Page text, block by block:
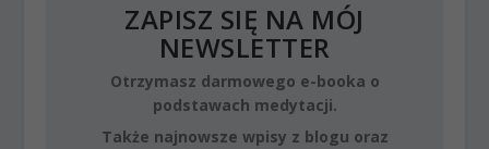
ZAPISZ SIĘ NA MÓJ
NEWSLETTER
Otrzymasz darmowego e-booka o
podstawach medytacji.
Także najnowsze wpisy z blogu oraz